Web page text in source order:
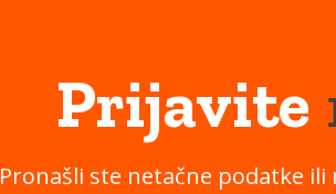
Prijavite
Pronašli ste netačne podatke